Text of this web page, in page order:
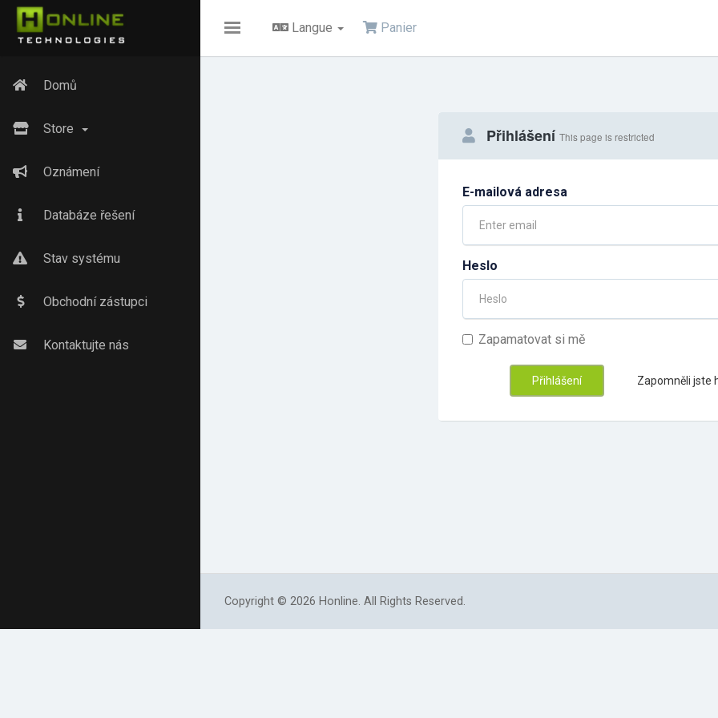
Toggle
Langue Panier
Domů
Store
Oznámení
Databáze řešení
Stav systému
Obchodní zástupci
Kontaktujte nás
Přihlášení This page is restricted
E-mailová adresa
Heslo
Zapamatovat si mě
Zapomněli jste
Copyright © 2026 Honline. All Rights Reserved.